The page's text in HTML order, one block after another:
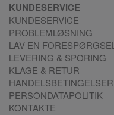
KUNDESERVICE
KUNDESERVICE
PROBLEMLØSNING
LAV EN FORESPØRGSEL
LEVERING & SPORING
KLAGE & RETUR
HANDELSBETINGELSER
PERSONDATAPOLITIK
KONTAKTE